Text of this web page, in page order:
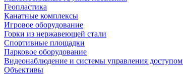
Геопластика
Канатные комплексы
Игровое оборудование
Горки из нержавеющей стали
Спортивные площадки
Парковое оборудование
Видеонаблюдение и системы управления доступом
Объективы